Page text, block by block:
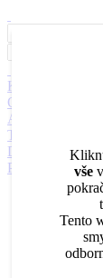
Kariérní
O nás
AKADEMIE
TV
DentalJobs.cz
Přihlásit
Inzerce
Moje
Pro
vše
Tento